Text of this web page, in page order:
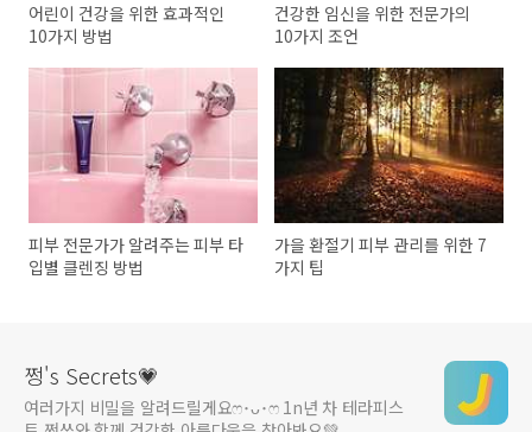
어린이 건강을 위한 효과적인
10가지 방법
건강한 임신을 위한 전문가의
10가지 조언
피부 전문가가 알려주는 피부 타
입별 클렌징 방법
가을 환절기 피부 관리를 위한 7
가지 팁
쩡's Secrets💗
여러가지 비밀을 알려드릴게요ෆ ･ᴗ･ෆ 1n년 차 테라피스